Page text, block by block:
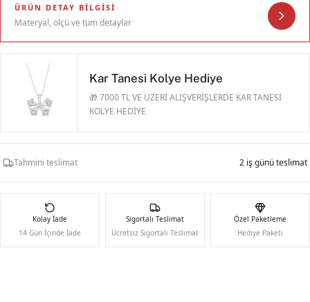
ÜRÜN DETAY BILGISI
Materyal, ölçü ve tüm detaylar
Kar Tanesi Kolye Hediye
🎁 7000 TL VE ÜZERİ ALIŞVERİŞLERDE KAR TANESİ
KOLYE HEDİYE
Tahmini teslimat 2 iş günü teslimat
Kolay İade
14 Gün İçinde İade
Sigortalı Teslimat
Ücretsiz Sigortalı Teslimat
Özel Paketleme
Hediye Paketi